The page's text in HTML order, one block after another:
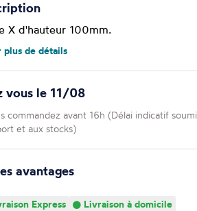
X d'hauteur 100mm.
plus de détails
vous le 11/08
commandez avant 16h (Délai indicatif
et aux stocks)
avantages
Express
Livraison à domicile